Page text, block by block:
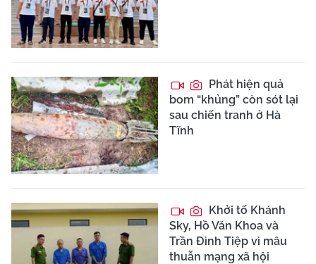
Phát hiện quả
bom “khủng” còn sót lại
sau chiến tranh ở Hà
Tĩnh
Khởi tố Khánh
Sky, Hồ Văn Khoa và
Trần Đình Tiệp vì mâu
thuẫn mạng xã hội